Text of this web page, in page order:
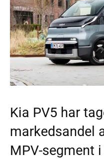
Kia PV5 har
markedsandel
MPV-segment